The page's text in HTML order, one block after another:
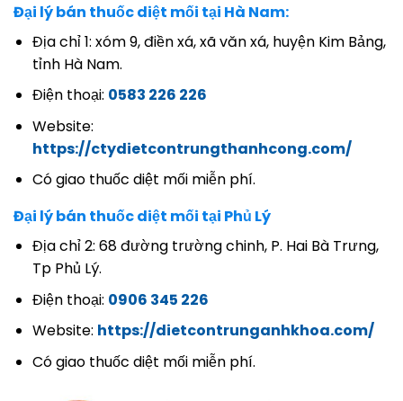
Đại lý bán thuốc diệt mối tại Hà Nam:
Địa chỉ 1: xóm 9, điền xá, xã văn xá, huyện Kim Bảng,
tỉnh Hà Nam.
Điện thoại: 0583 226 226
Website:
https://ctydietcontrungthanhcong.com/
Có giao thuốc diệt mối miễn phí.
Đại lý bán thuốc diệt mối tại Phủ Lý
Địa chỉ 2: 68 đường trường chinh, P. Hai Bà Trưng,
Tp Phủ Lý.
Điện thoại: 0906 345 226
Website: https://dietcontrunganhkhoa.com/
Có giao thuốc diệt mối miễn phí.